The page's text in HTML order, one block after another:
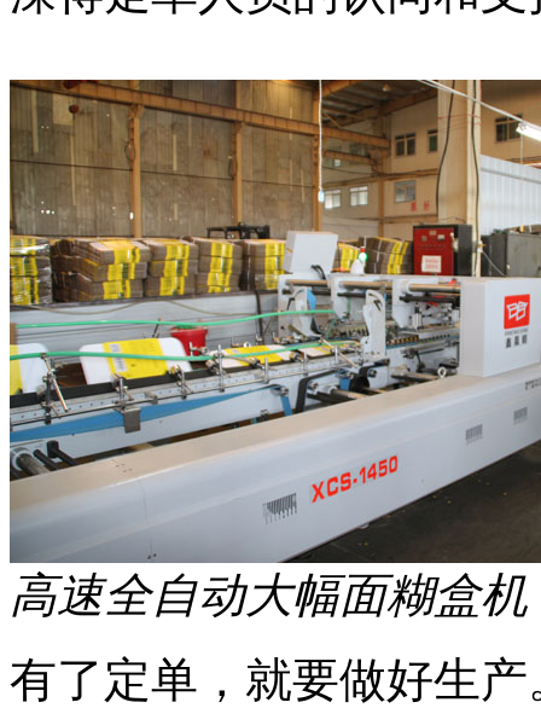
高速全自动大幅面糊盒机
有了定单，就要做好生